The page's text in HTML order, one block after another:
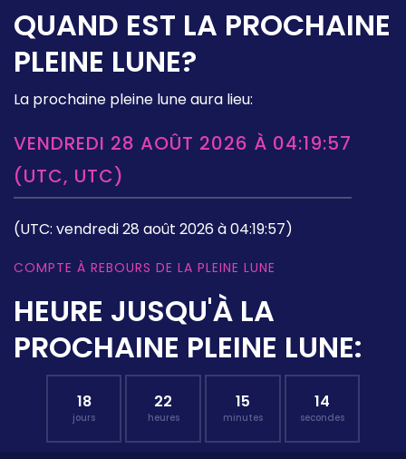
QUAND EST LA PROCHAINE
PLEINE LUNE?
La prochaine pleine lune aura lieu:
VENDREDI 28 AOÛT 2026 À 04:19:57
(UTC, UTC)
(UTC: vendredi 28 août 2026 à 04:19:57)
COMPTE À REBOURS DE LA PLEINE LUNE
HEURE JUSQU'À LA
PROCHAINE PLEINE LUNE:
18
jours
22
heures
15
minutes
13
secondes